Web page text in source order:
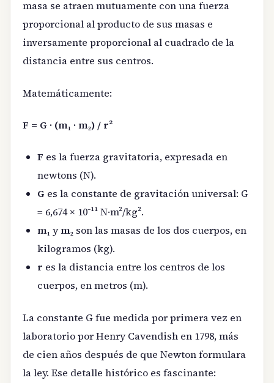
masa se atraen mutuamente con una fuerza
proporcional al producto de sus masas e
inversamente proporcional al cuadrado de la
distancia entre sus centros.
Matemáticamente:
F = G · (m₁ · m₂) / r²
F es la fuerza gravitatoria, expresada en
newtons (N).
G es la constante de gravitación universal: G
= 6,674 × 10⁻¹¹ N·m²/kg².
m₁ ym₂ son las masas de los dos cuerpos, en
kilogramos (kg).
r es la distancia entre los centros de los
cuerpos, en metros (m).
La constante G fue medida por primera vez en
laboratorio por Henry Cavendish en 1798, más
de cien años después de que Newton formulara
la ley. Ese detalle histórico es fascinante: